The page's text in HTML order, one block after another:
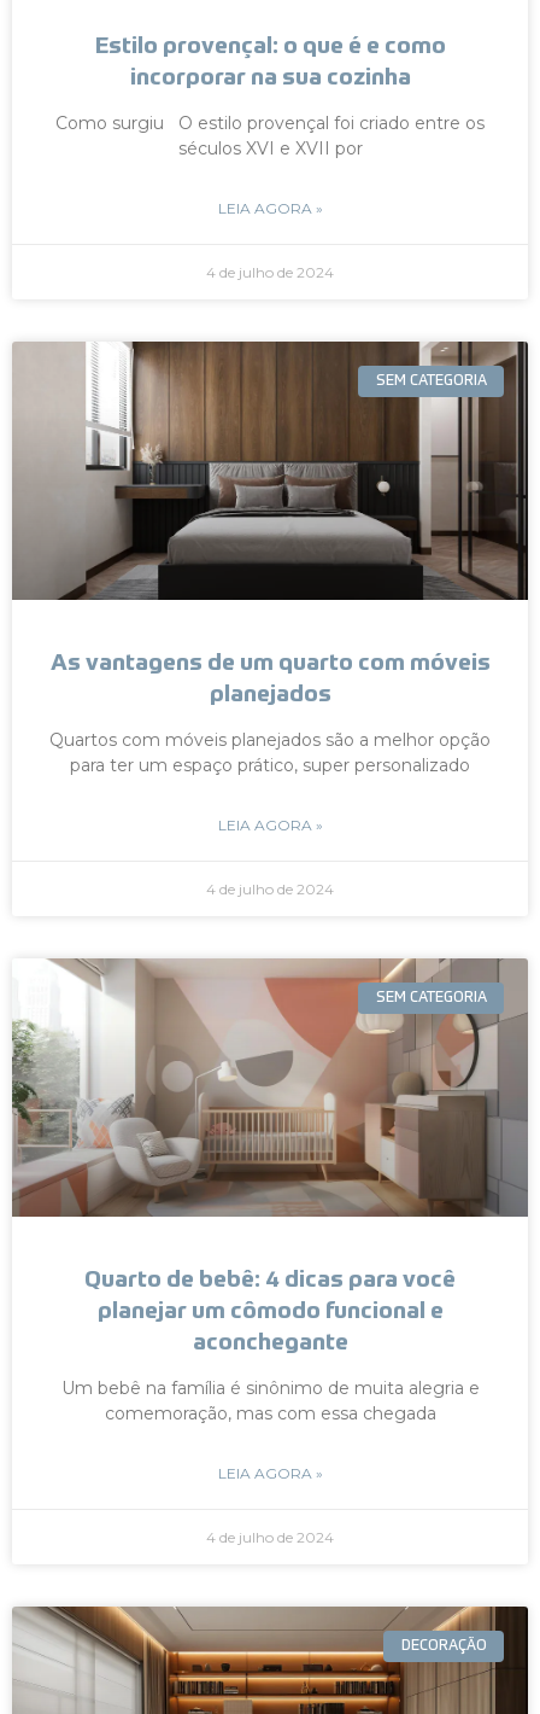
Estilo provençal: o que é e como
incorporar na sua cozinha
Como surgiu O estilo provençal foi criado entre os
séculos XVI e XVII por
LEIA AGORA »
4 de julho de 2024
SEM CATEGORIA
As vantagens de um quarto com móveis
planejados
Quartos com móveis planejados são a melhor opção
para ter um espaço prático, super personalizado
LEIA AGORA »
4 de julho de 2024
SEM CATEGORIA
Quarto de bebê: 4 dicas para você
planejar um cômodo funcional e
aconchegante
Um bebê na família é sinônimo de muita alegria e
comemoração, mas com essa chegada
LEIA AGORA »
4 de julho de 2024
DECORAÇÃO